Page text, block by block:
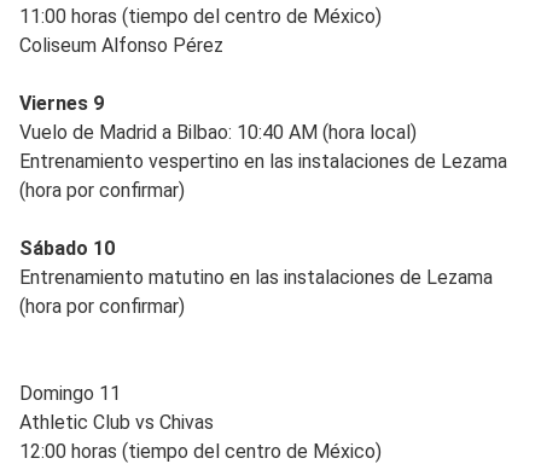
11:00 horas (tiempo del centro de México)
Coliseum Alfonso Pérez
Viernes 9
Vuelo de Madrid a Bilbao: 10:40 AM (hora local)
Entrenamiento vespertino en las instalaciones de Lezama
(hora por confirmar)
Sábado 10
Entrenamiento matutino en las instalaciones de Lezama
(hora por confirmar)
Domingo 11
Athletic Club vs Chivas
12:00 horas (tiempo del centro de México)